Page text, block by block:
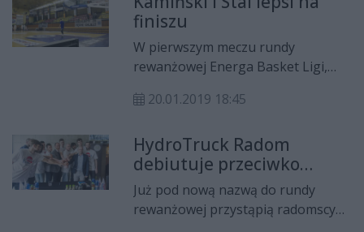
w Kaliszu.
finiszu
W pierwszym meczu rundy
rewanżowej Energa Basket Ligi,
okazała się lepsza od HydroTruck
20.01.2019 18:45
HydroTruck Radom
debiutuje przeciwko
Kamińskiemu
Już pod nową nazwą do rundy
rewanżowej przystąpią radomscy